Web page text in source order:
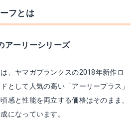
フとは
アーリーシリーズ
、ヤマガブランクスの2018年新作ロ
として人気の高い「アーリープラス」
感と性能を両立する価格はそのまま、
になっています。